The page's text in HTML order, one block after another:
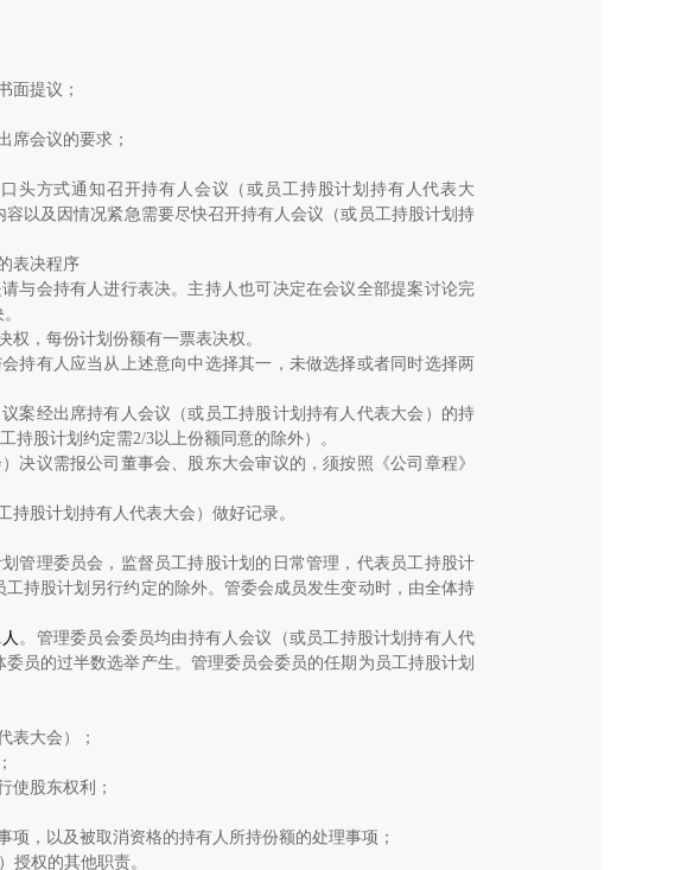
面提议；
席会议的要求；
头方式通知召开持有人会议（或员工持股计划持有人代表大
容以及因情况紧急需要尽快召开持有人会议（或员工持股计划持
表决程序
与会持有人进行表决。主持人也可决定在会议全部提案讨论完
权，每份计划份额有一票表决权。
持有人应当从上述意向中选择其一，未做选择或者同时选择两
案经出席持有人会议（或员工持股计划持有人代表大会）的持
持股计划约定需2/3以上份额同意的除外）。
决议需报公司董事会、股东大会审议的，须按照《公司章程》
股计划持有人代表大会）做好记录。
管理委员会，监督员工持股计划的日常管理，代表员工持股计
持股计划另行约定的除外。管委会成员发生变动时，由全体持
人 。管理委员会委员均由持有人会议（或员工持股计划持有人代
员的过半数选举产生。管理委员会委员的任期为员工持股计划
表大会）；
使股东权利；
，以及被取消资格的持有人所持份额的处理事项；
授权的其他职责。